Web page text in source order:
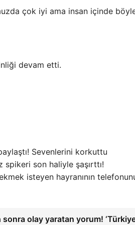
çok iyi ama insan içinde
devam etti.
Sevenlerini korkuttu
spikeri son haliyle şaşırttı!
isteyen hayranının
olay yaratan yorum!